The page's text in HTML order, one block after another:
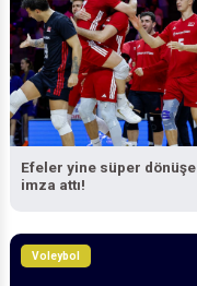
Voleybol
Efeler yine süper dönüşe
Voleybol